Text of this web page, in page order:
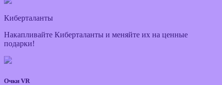
Киберталанты
Накапливайте Киберталанты и меняйте их на ценные
подарки!
Очки VR